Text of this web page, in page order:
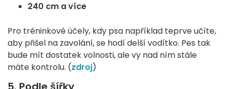
240 cm a více
Pro tréninkové účely, kdy psa například teprve učíte,
aby přišel na zavolání, se hodí delší vodítko. Pes tak
bude mít dostatek volnosti, ale vy nad ním stále
máte kontrolu. (zdroj)